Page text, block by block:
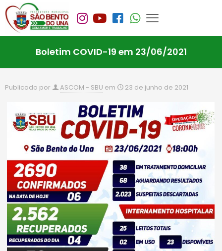
Boletim COVID-19 em 23/06/2021
Publicado por ASCOM - SBU em 23 de junho de 2021